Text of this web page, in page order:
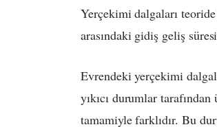
Yerçekimi dalgaları
arasındaki gidiş geliş
Evrendeki yerçekimi
yıkıcı durumlar
tamamiyle farklıdır. Bu